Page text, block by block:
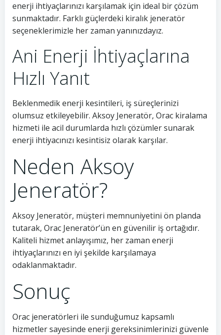
enerji ihtiyaçlarınızı karşılamak için ideal bir çözüm
sunmaktadır. Farklı güçlerdeki kiralık jeneratör
seçeneklerimizle her zaman yanınızdayız.
Ani Enerji İhtiyaçlarına
Hızlı Yanıt
Beklenmedik enerji kesintileri, iş süreçlerinizi
olumsuz etkileyebilir. Aksoy Jeneratör, Orac kiralama
hizmeti ile acil durumlarda hızlı çözümler sunarak
enerji ihtiyacınızı kesintisiz olarak karşılar.
Neden Aksoy
Jeneratör?
Aksoy Jeneratör, müşteri memnuniyetini ön planda
tutarak, Orac Jeneratör’ün en güvenilir iş ortağıdır.
Kaliteli hizmet anlayışımız, her zaman enerji
ihtiyaçlarınızı en iyi şekilde karşılamaya
odaklanmaktadır.
Sonuç
Orac jeneratörleri ile sunduğumuz kapsamlı
hizmetler sayesinde enerji gereksinimlerinizi güvenle